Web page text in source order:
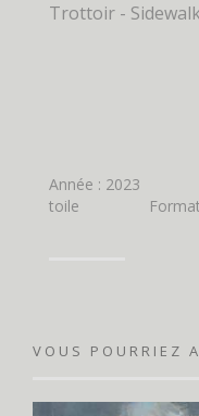
Trottoir -
Année : 2023
toile
VOUS POURRIEZ